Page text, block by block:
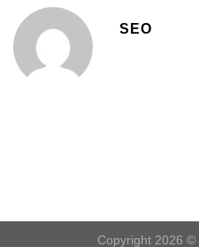
SEO
Copyright 2026 ©